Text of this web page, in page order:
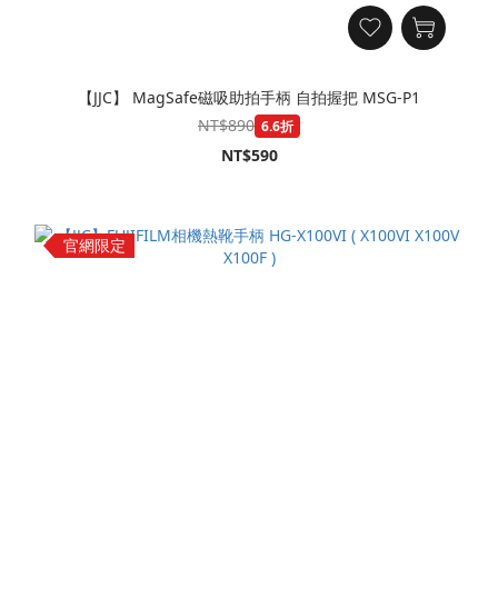
【JJC】 MagSafe磁吸助拍手柄 自拍握把 MSG-P1
NT$890 6.6折
NT$590
官網限定